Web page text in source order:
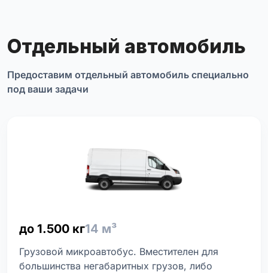
Отдельный автомобиль
Предоставим отдельный автомобиль специально
под ваши задачи
до 1.500 кг14 м³
Грузовой микроавтобус. Вместителен для
большинства негабаритных грузов, либо